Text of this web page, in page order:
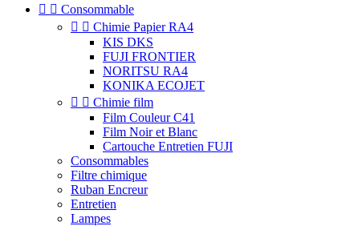
  Consommable
  Chimie Papier RA4
KIS DKS
FUJI FRONTIER
NORITSU RA4
KONIKA ECOJET
  Chimie film
Film Couleur C41
Film Noir et Blanc
Cartouche Entretien FUJI
Consommables
Filtre chimique
Ruban Encreur
Entretien
Lampes